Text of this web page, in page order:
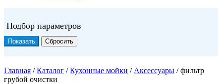
Подбор параметров
Главная /Каталог /Кухонные мойки / Аксессуары /фильтр
грубой очистки